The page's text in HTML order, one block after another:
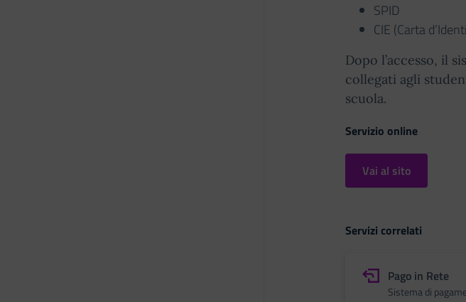
SPID
CIE (Carta
Dopo l’accesso, il
collegati agli
scuola.
Servizio online
Vai al sito
Servizi correlati
Pago in Rete
Sistema di